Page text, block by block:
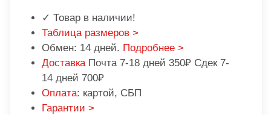
✓ Товар в наличии!
Таблица размеров >
Обмен: 14 дней. Подробнее >
Доставка Почта 7-18 дней 350₽ Сдек 7-
14 дней 700₽
Оплата: картой, СБП
Гарантии >